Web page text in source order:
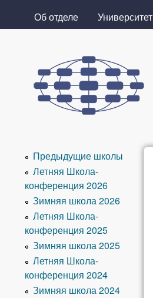
Об отделе Университет
Предыдущие школы
Летняя Школа-
конференция 2026
Зимняя школа 2026
Летняя Школа-
конференция 2025
Зимняя школа 2025
Летняя Школа-
конференция 2024
Зимняя школа 2024